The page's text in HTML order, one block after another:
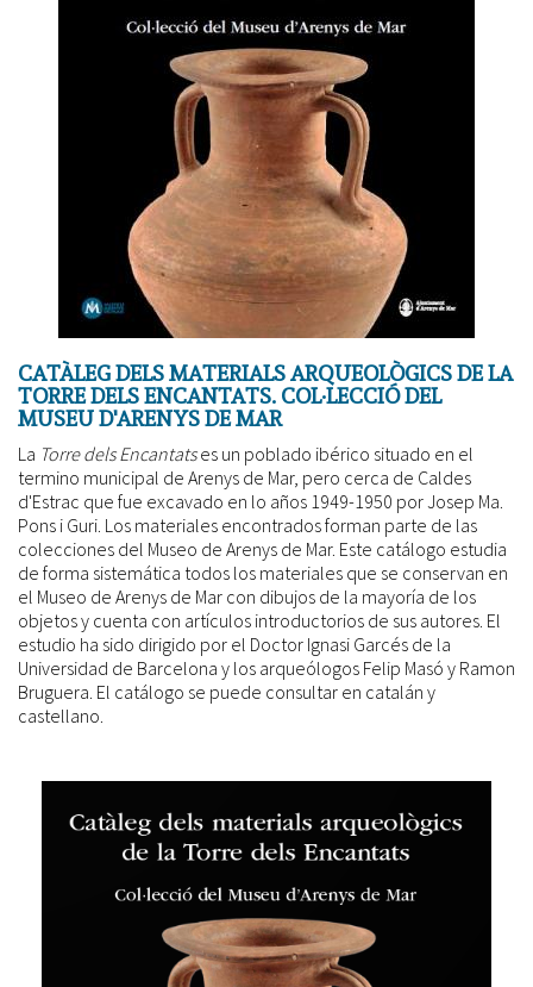
CATÀLEG DELS MATERIALS ARQUEOLÒGICS DE LA
TORRE DELS ENCANTATS. COL·LECCIÓ DEL
MUSEU D'ARENYS DE MAR
La Torre dels Encantatses un poblado ibérico situado en el
termino municipal de Arenys de Mar, pero cerca de Caldes
d'Estrac que fue excavado en lo años 1949-1950 por Josep Ma.
Pons i Guri. Los materiales encontrados forman parte de las
colecciones del Museo de Arenys de Mar. Este catálogo estudia
de forma sistemática todos los materiales que se conservan en
el Museo de Arenys de Mar con dibujos de la mayoría de los
objetos y cuenta con artículos introductorios de sus autores. El
estudio ha sido dirigido por el Doctor Ignasi Garcés de la
Universidad de Barcelona y los arqueólogos Felip Masó y Ramon
Bruguera. El catálogo se puede consultar en catalán y
castellano.